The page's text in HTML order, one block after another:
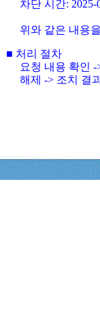
차단 시간: 2025-
위와 같은 내용
■ 처리 절차
요청 내용 확인
해제 -> 조치 결